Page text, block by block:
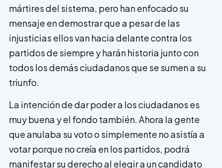
mártires del sistema, pero han enfocado su
mensaje en demostrar que a pesar de las
injusticias ellos van hacia delante contra los
partidos de siempre y harán historia junto con
todos los demás ciudadanos que se sumen a su
triunfo.
La intención de dar poder a los ciudadanos es
muy buena y el fondo también. Ahora la gente
que anulaba su voto o simplemente no asistía a
votar porque no creía en los partidos, podrá
manifestar su derecho al elegir a un candidato